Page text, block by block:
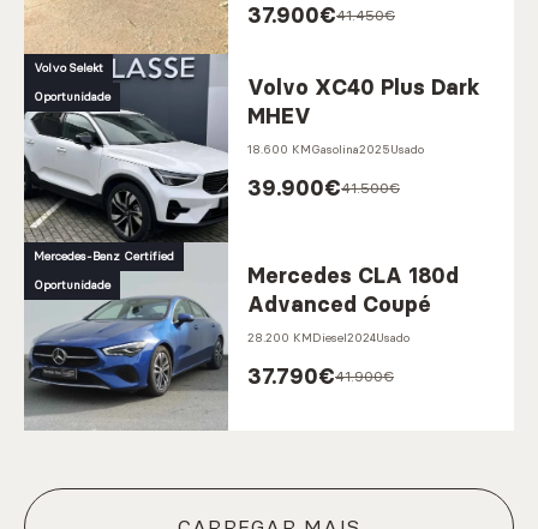
41.450€
37.900€
Volvo Selekt
Oportunidade
Volvo XC40 Plus Dark
MHEV
18.600 KMGasolina2025Usado
41.500€
39.900€
Mercedes-Benz Certified
Oportunidade
Mercedes CLA 180d
Advanced Coupé
28.200 KMDiesel2024Usado
41.900€
37.790€